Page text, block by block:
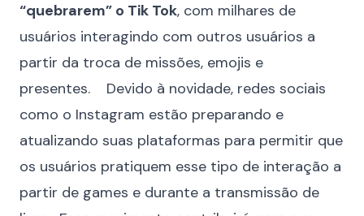
“quebrarem” o Tik Tok, com milhares de
usuários interagindo com outros usuários a
partir da troca de missões, emojis e
presentes. Devido à novidade, redes sociais
como o Instagram estão preparando e
atualizando suas plataformas para permitir que
os usuários pratiquem esse tipo de interação a
partir de games e durante a transmissão de